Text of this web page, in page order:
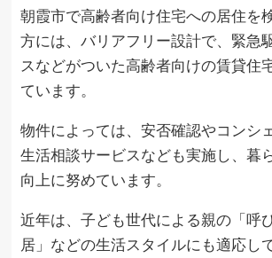
朝霞市で高齢者向け住宅への居住を
方には、バリアフリー設計で、緊急
スなどがついた高齢者向けの賃貸住
ています。
物件によっては、安否確認やコンシ
生活相談サービスなども実施し、暮
向上に努めています。
近年は、子ども世代による親の「呼
居」などの生活スタイルにも適応し